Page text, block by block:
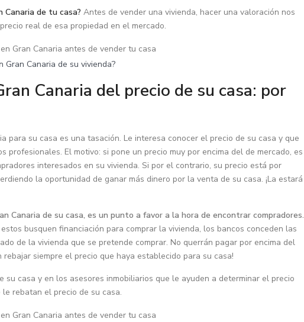
Canaria de tu casa? Antes de vender una vivienda, hacer una valoración nos
real de esa propiedad en el mercado.
Gran Canaria de su vivienda?
Canaria del precio de su casa: por
para su casa es una tasación. Le interesa conocer el precio de su casa y que
profesionales. El motivo: si pone un precio muy por encima del de mercado, es
interesados en su vivienda. Si por el contrario, su precio está por
la oportunidad de ganar más dinero por la venta de su casa. ¡La estará
Canaria de su casa, es un punto a favor a la hora de encontrar compradores.
busquen financiación para comprar la vivienda, los bancos conceden las
de la vivienda que se pretende comprar. No querrán pagar por encima del
rebajar siempre el precio que haya establecido para su casa!
su casa y en los asesores inmobiliarios que le ayuden a determinar el precio
rebatan el precio de su casa.